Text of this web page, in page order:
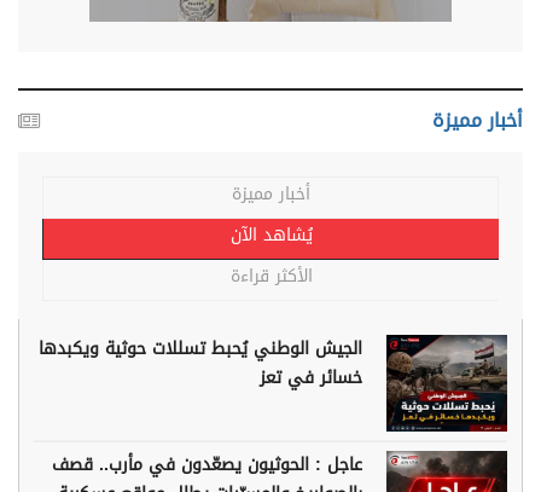
أخبار مميزة
أخبار مميزة
يُشاهد الآن
الأكثر قراءة
الجيش الوطني يُحبط تسللات حوثية ويكبدها
خسائر في تعز
عاجل : الحوثيون يصعّدون في مأرب.. قصف